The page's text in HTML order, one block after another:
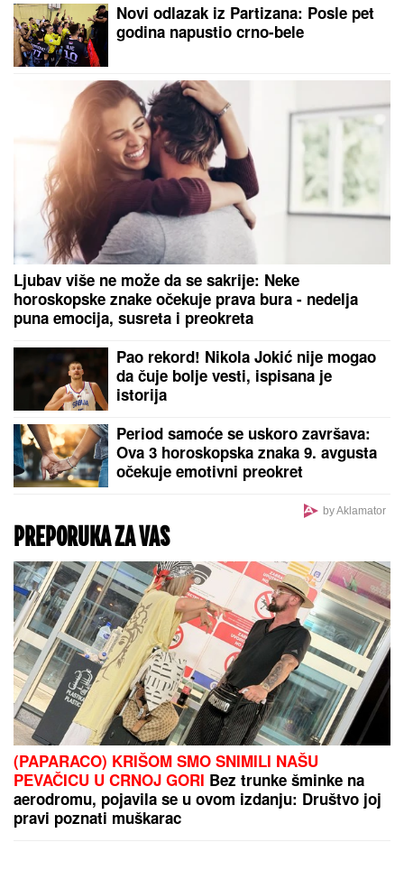
Vatrena stihija guta sve pred sobom: Vatrogasci
helihopterima gase požar kod Užica
Rukometni savez Srbije promenio
ime
Da li ga prepoznajete? Dugo je bio
najbolji teniser svih vremena, sada
je sve šokirao svojim izgledom
(FOTO)
Kolaps na aerodromima, suspendovan Šengen, na
granicama pakao: Sukob Španije i Italije je u zenitu!
Ovo su najbolji stranci u istoriji NBA
lige - evo gde se nalazi Nikola Jokić
Novi odlazak iz Partizana: Posle pet
godina napustio crno-bele